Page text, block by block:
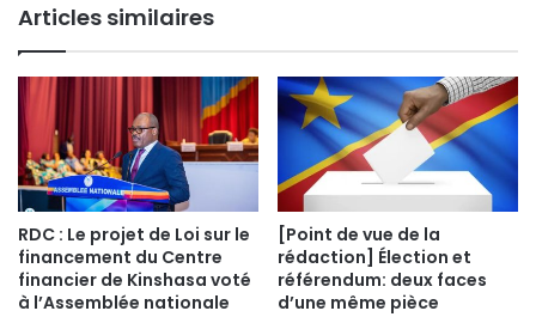
Articles similaires
RDC : Le projet de Loi sur le
financement du Centre
financier de Kinshasa voté
à l’Assemblée nationale
[Point de vue de la
rédaction] Élection et
référendum: deux faces
d’une même pièce